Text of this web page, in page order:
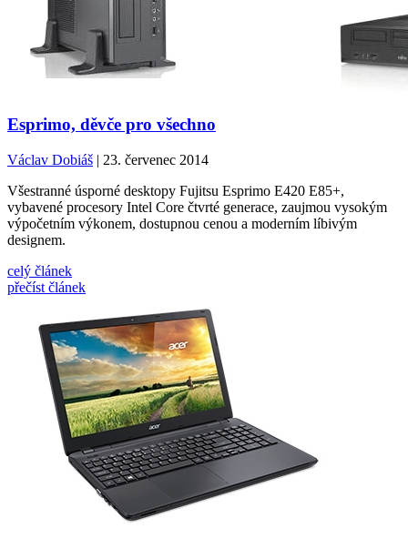
Esprimo, děvče pro všechno
Václav Dobiáš | 23. červenec 2014
Všestranné úsporné desktopy Fujitsu Esprimo E420 E85+,
vybavené procesory Intel Core čtvrté generace, zaujmou vysokým
výpočetním výkonem, dostupnou cenou a moderním líbivým
designem.
celý článek
přečíst článek